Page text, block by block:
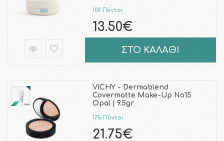
109 Πόντοι
13.50€
ΣΤΟ ΚΑΛΑΘΙ
VICHY - Dermablend
Covermatte Make-Up No15
Opal | 9.5gr
175 Πόντοι
21.75€